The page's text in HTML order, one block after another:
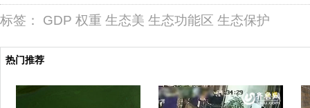
标签： GDP 权重 生态美 生态功能区 生态保护
热门推荐